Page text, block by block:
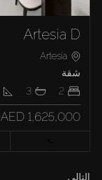
Artesia D
Artesia
شقة
2
3
AED 1,625,000
التالي